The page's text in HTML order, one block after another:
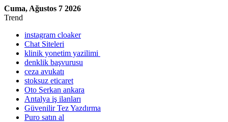
Cuma, Ağustos 7 2026
Trend
instagram cloaker
Chat Siteleri
klinik yonetim yazilimi
denklik başvurusu
ceza avukatı
stoksuz eticaret
Oto Serkan ankara
Antalya iş ilanları
Güvenilir Tez Yazdırma
Puro satın al